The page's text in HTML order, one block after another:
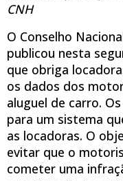
CNH
O Conselho
publicou nesta
que obriga
os dados dos
aluguel de carro.
para um sistema
as locadoras. O
evitar que o
cometer uma